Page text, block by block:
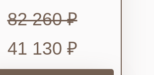
41 130 ₽
82 260 ₽